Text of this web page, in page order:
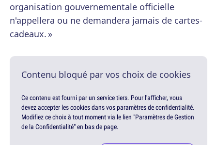
organisation gouvernementale officielle
n'appellera ou ne demandera jamais de cartes-
cadeaux. »
Contenu bloqué par vos choix de cookies
Ce contenu est fourni par un service tiers. Pour l'afficher, vous
devez accepter les cookies dans vos paramètres de confidentialité.
Modifiez ce choix à tout moment via le lien "Paramètres de Gestion
de la Confidentialité" en bas de page.